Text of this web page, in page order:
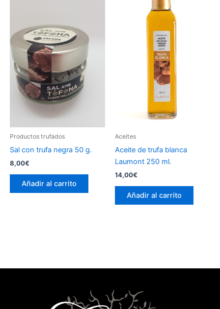
Productos trufados
Sal con trufa negra 50 g.
8,00€
Añadir al carrito
Aceites
Aceite de trufa blanca
Laumont 250 ml.
14,00€
Añadir al carrito